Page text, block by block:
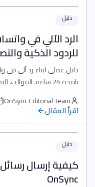
دليل
الرد الآلي في
للردود الذكية
دليل عملي لبناء رد آلي في
نافذة 24 ساعة، القوالب، التصعيد للبشر، وقياس الأداء عبر OnSync.
OnSync Editorial Team
اقرأ المقال
دليل
كيفية إرسال
OnSync